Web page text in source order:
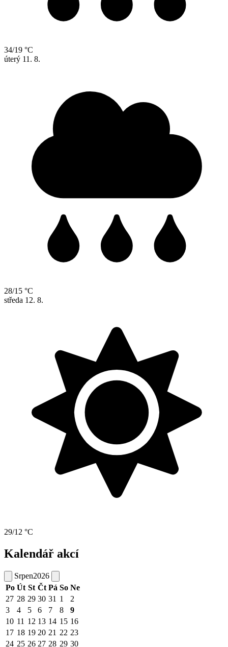
34/19 °C
úterý 11. 8.
28/15 °C
středa 12. 8.
29/12 °C
Kalendář akcí
Srpen2026
Po Út St Čt Pá So Ne
27 28 29 30 31 1
2
3
4 5 6 7 8
9
10 11 12 13 14 15 16
17 18 19 20 21 22 23
24 25 26 27 28 29 30